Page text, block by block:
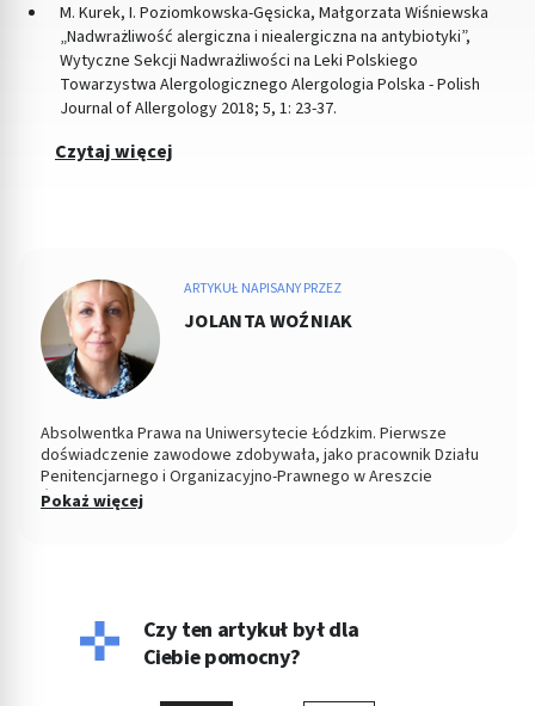
M. Kurek, I. Poziomkowska-Gęsicka, Małgorzata Wiśniewska
„Nadwrażliwość alergiczna i niealergiczna na antybiotyki”,
Wytyczne Sekcji Nadwrażliwości na Leki Polskiego
Towarzystwa Alergologicznego Alergologia Polska - Polish
Journal of Allergology 2018; 5, 1: 23-37.
Czytaj więcej
ARTYKUŁ NAPISANY PRZEZ
JOLANTA WOŹNIAK
Absolwentka Prawa na Uniwersytecie Łódzkim. Pierwsze
doświadczenie zawodowe zdobywała, jako pracownik Działu
Penitencjarnego i Organizacyjno-Prawnego w Areszcie
Śledczym w Łodzi. Od 2004 roku Zastępca Prezesa i Członek
Pokaż więcej
Czy ten artykuł był dla
Ciebie pomocny?